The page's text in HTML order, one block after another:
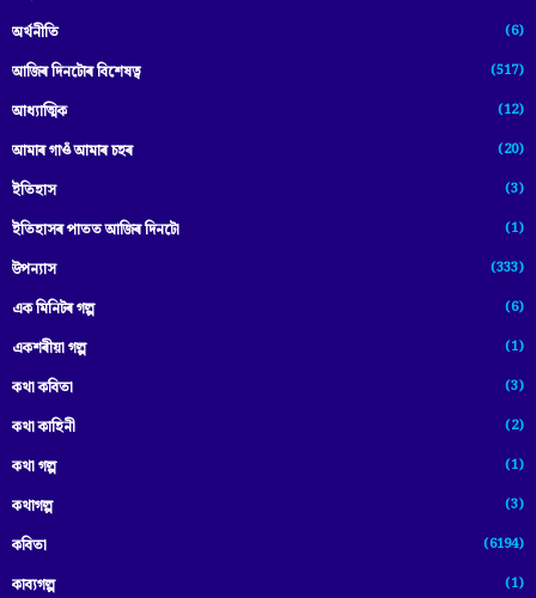
অৰ্থনীতি (6)
আজিৰ দিনটোৰ বিশেষত্ব (517)
আধ্যাত্মিক (12)
আমাৰ গাওঁ আমাৰ চহৰ (20)
ইতিহাস (3)
ইতিহাসৰ পাতত আজিৰ দিনটো (1)
উপন্যাস (333)
এক মিনিটৰ গল্প (6)
একশৰীয়া গল্প (1)
কথা কবিতা (3)
কথা কাহিনী (2)
কথা গল্প (1)
কথাগল্প (3)
কবিতা (6194)
কাব্যগল্প (1)